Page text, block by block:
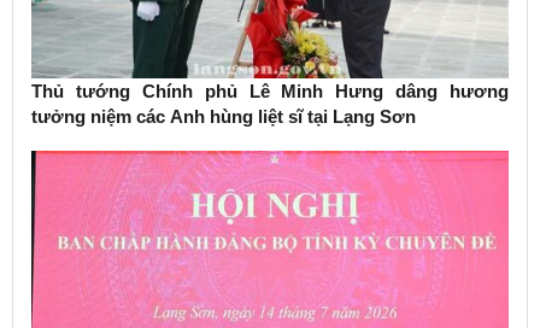
Thủ tướng Chính phủ Lê Minh Hưng dâng hương
tưởng niệm các Anh hùng liệt sĩ tại Lạng Sơn